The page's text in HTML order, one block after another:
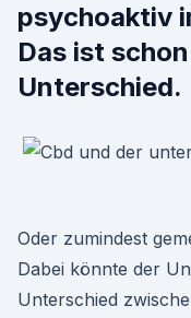
psychoaktiv
Das ist
Unterschied.
Oder zumindest
Dabei könnte der
Unterschied